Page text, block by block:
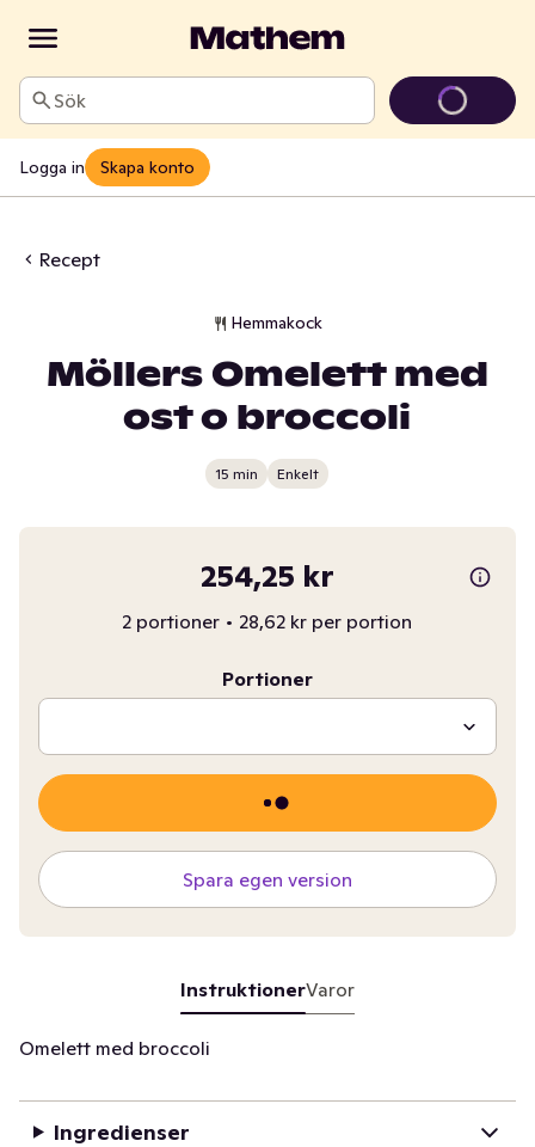
Sök
Logga in Skapa konto
Recept
Hemmakock
Möllers Omelett med
ost o broccoli
15 min Enkelt
254,25 kr
2 portioner • 28,62 kr per portion
Portioner
Spara egen version
InstruktionerVaror
Omelett med broccoli
Ingredienser